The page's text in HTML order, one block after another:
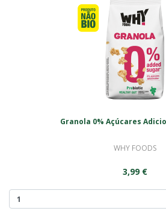
Granola 0% Açúcares
WHY FOODS
3,99 €